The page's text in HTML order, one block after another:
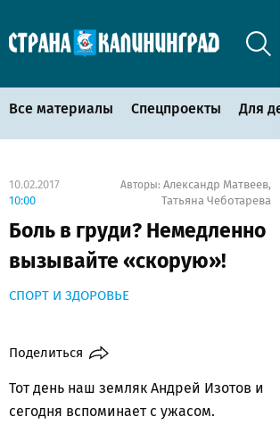
Все материалы Спецпроекты Для
10.02.2017
10:00
Авторы: Александр Матвеев,
Татьяна Чеботарева
Боль в груди? Немедленно
вызывайте «скорую»!
СПОРТ И ЗДОРОВЬЕ
Поделиться
Тот день наш земляк Андрей Изотов и
сегодня вспоминает с ужасом.